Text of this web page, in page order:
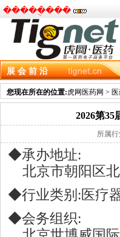
�����ֻ���
展 会 前 沿
您现在所在的位置:虎网医药网 >
2026第35
所属行
◆承办地址:
北京市朝阳区
◆行业类别:医疗
◆会务组织: